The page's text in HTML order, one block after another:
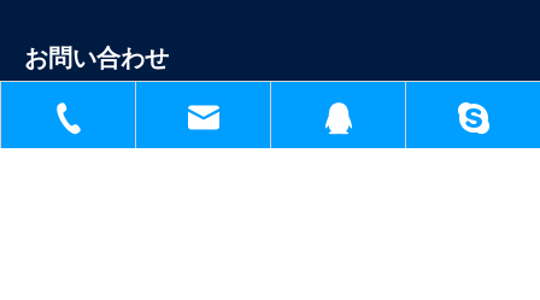
お問い合わせ
砂の
 +86-18930817991